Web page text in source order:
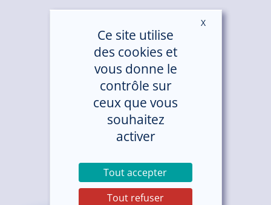
Ce site utilise
des cookies et
vous donne le
contrôle sur
ceux que vous
souhaitez
activer
Tout accepter
Tout refuser
XMasquer le